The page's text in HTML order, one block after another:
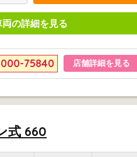
両の詳細を見る
75840 店舗詳細を見る
式 660